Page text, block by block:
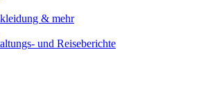
& mehr
und Reiseberichte